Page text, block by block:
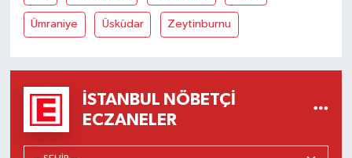
Ümraniye Üsküdar Zeytinburnu
İSTANBUL NÖBETÇI
ECZANELER